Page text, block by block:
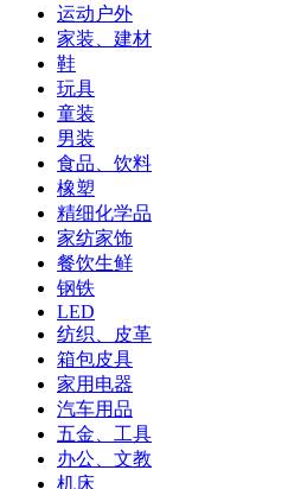
运动户外
家装、建材
鞋
玩具
童装
男装
食品、饮料
橡塑
精细化学品
家纺家饰
餐饮生鲜
钢铁
LED
纺织、皮革
箱包皮具
家用电器
汽车用品
五金、工具
办公、文教
机床